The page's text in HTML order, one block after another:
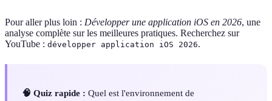
Pour aller plus loin : Développer une application iOS en 2026, une
analyse complète sur les meilleures pratiques. Recherchez sur
YouTube : développer application iOS 2026.
🧠 Quiz rapide : Quel est l'environnement de